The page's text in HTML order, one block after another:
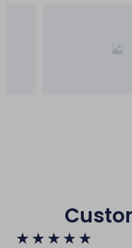
★ ★ ★ ★ ★